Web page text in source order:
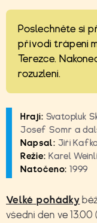
Poslechněte si
přivodí trápení
Terezce.
rozuzlení.
Hrají: Svatopluk
Josef Somr a
Napsal: Jiří
Režie: Karel
Natočeno: 1999
Velké pohádky
všední den ve